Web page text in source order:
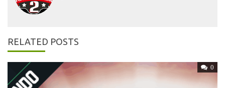
RELATED POSTS
0